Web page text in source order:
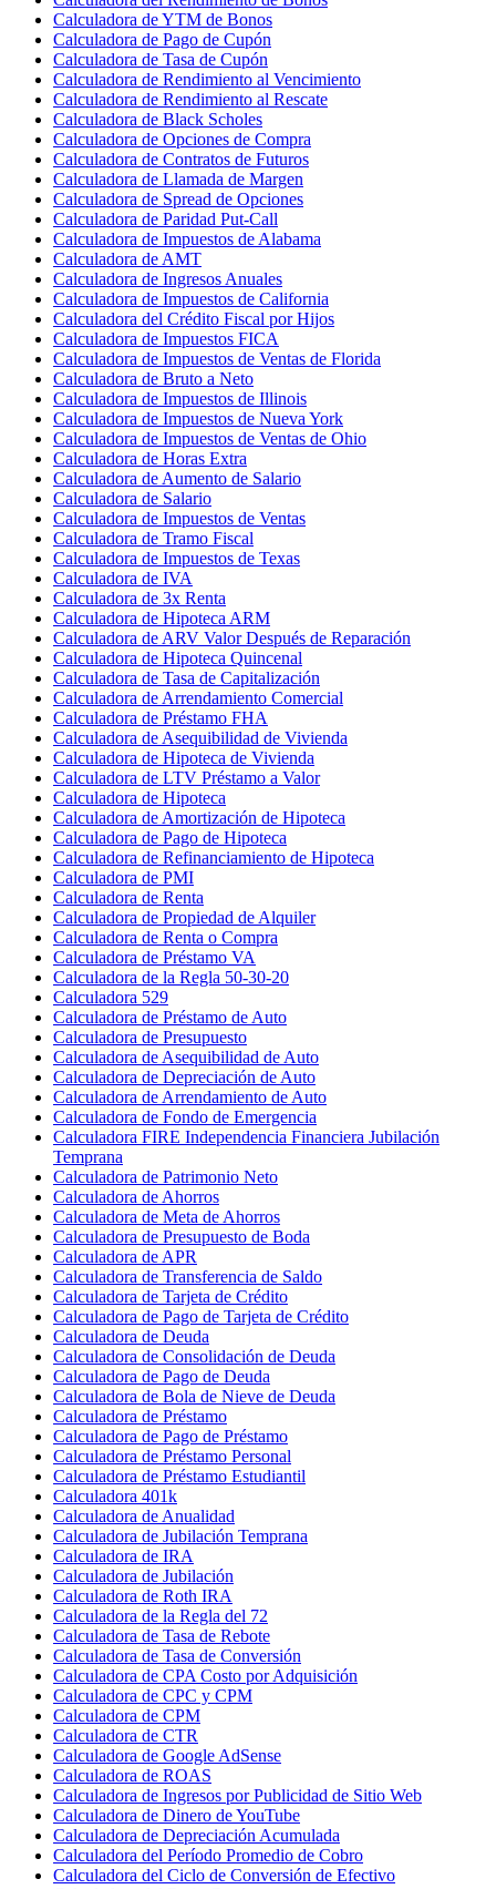
Calculadora de YTM de Bonos
Calculadora de Pago de Cupón
Calculadora de Tasa de Cupón
Calculadora de Rendimiento al Vencimiento
Calculadora de Rendimiento al Rescate
Calculadora de Black Scholes
Calculadora de Opciones de Compra
Calculadora de Contratos de Futuros
Calculadora de Llamada de Margen
Calculadora de Spread de Opciones
Calculadora de Paridad Put-Call
Calculadora de Impuestos de Alabama
Calculadora de AMT
Calculadora de Ingresos Anuales
Calculadora de Impuestos de California
Calculadora del Crédito Fiscal por Hijos
Calculadora de Impuestos FICA
Calculadora de Impuestos de Ventas de Florida
Calculadora de Bruto a Neto
Calculadora de Impuestos de Illinois
Calculadora de Impuestos de Nueva York
Calculadora de Impuestos de Ventas de Ohio
Calculadora de Horas Extra
Calculadora de Aumento de Salario
Calculadora de Salario
Calculadora de Impuestos de Ventas
Calculadora de Tramo Fiscal
Calculadora de Impuestos de Texas
Calculadora de IVA
Calculadora de 3x Renta
Calculadora de Hipoteca ARM
Calculadora de ARV Valor Después de Reparación
Calculadora de Hipoteca Quincenal
Calculadora de Tasa de Capitalización
Calculadora de Arrendamiento Comercial
Calculadora de Préstamo FHA
Calculadora de Asequibilidad de Vivienda
Calculadora de Hipoteca de Vivienda
Calculadora de LTV Préstamo a Valor
Calculadora de Hipoteca
Calculadora de Amortización de Hipoteca
Calculadora de Pago de Hipoteca
Calculadora de Refinanciamiento de Hipoteca
Calculadora de PMI
Calculadora de Renta
Calculadora de Propiedad de Alquiler
Calculadora de Renta o Compra
Calculadora de Préstamo VA
Calculadora de la Regla 50-30-20
Calculadora 529
Calculadora de Préstamo de Auto
Calculadora de Presupuesto
Calculadora de Asequibilidad de Auto
Calculadora de Depreciación de Auto
Calculadora de Arrendamiento de Auto
Calculadora de Fondo de Emergencia
Calculadora FIRE Independencia Financiera Jubilación
Temprana
Calculadora de Patrimonio Neto
Calculadora de Ahorros
Calculadora de Meta de Ahorros
Calculadora de Presupuesto de Boda
Calculadora de APR
Calculadora de Transferencia de Saldo
Calculadora de Tarjeta de Crédito
Calculadora de Pago de Tarjeta de Crédito
Calculadora de Deuda
Calculadora de Consolidación de Deuda
Calculadora de Pago de Deuda
Calculadora de Bola de Nieve de Deuda
Calculadora de Préstamo
Calculadora de Pago de Préstamo
Calculadora de Préstamo Personal
Calculadora de Préstamo Estudiantil
Calculadora 401k
Calculadora de Anualidad
Calculadora de Jubilación Temprana
Calculadora de IRA
Calculadora de Jubilación
Calculadora de Roth IRA
Calculadora de la Regla del 72
Calculadora de Tasa de Rebote
Calculadora de Tasa de Conversión
Calculadora de CPA Costo por Adquisición
Calculadora de CPC y CPM
Calculadora de CPM
Calculadora de CTR
Calculadora de Google AdSense
Calculadora de ROAS
Calculadora de Ingresos por Publicidad de Sitio Web
Calculadora de Dinero de YouTube
Calculadora de Depreciación Acumulada
Calculadora del Período Promedio de Cobro
Calculadora del Ciclo de Conversión de Efectivo